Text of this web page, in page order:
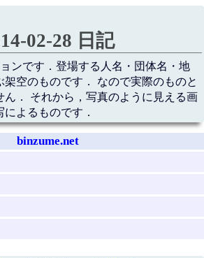
02-28 日記
ンです．登場する人名・団体名・地
空のものです． なので実際のものと
ん． それから，写真のように見える画
よるものです．
binzume.net